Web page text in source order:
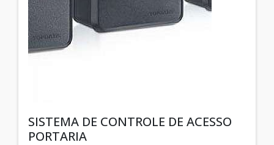
SISTEMA DE CONTROLE DE ACESSO
PORTARIA